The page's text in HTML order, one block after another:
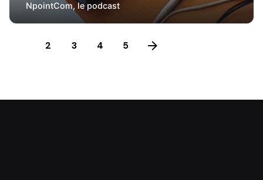
NpointCom, le podcast
2 3 4 5